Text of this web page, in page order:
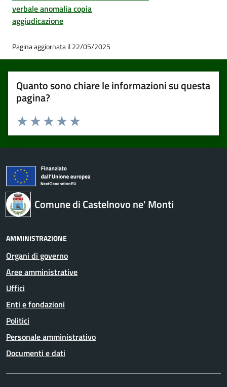
verbale anomalia copia
aggiudicazione
Pagina aggiornata il 22/05/2025
Quanto sono chiare le informazioni su questa
pagina?
Valuta 5 stelle su 5
Valuta 4 stelle su 5
Valuta 3 stelle su 5
Valuta 2 stelle su 5
Valuta 1 stelle su 5
Comune di Castelnovo ne' Monti
AMMINISTRAZIONE
Organi di governo
Aree amministrative
Uffici
Enti e fondazioni
Politici
Personale amministrativo
Documenti e dati